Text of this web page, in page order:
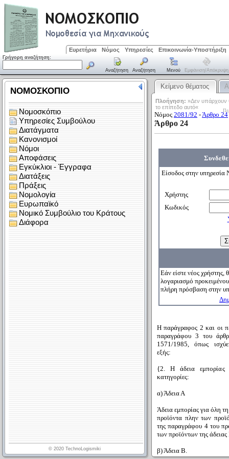
Ευρετήρια Νόμος Υπηρεσίες Επικοινωνία-Υποστήριξη
Γρήγορη αναζήτηση:
Αναζήτηση Αναζήτηση Μενού Εμφάνιση/απόκρυψη
Κείμενο θέματος